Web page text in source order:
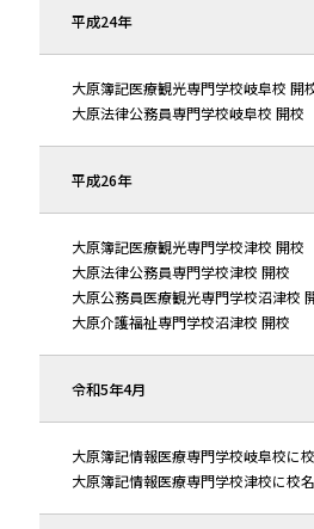
平成24年
大原簿記医療観光専門学校岐阜校 開
大原法律公務員専門学校岐阜校 開校
平成26年
大原簿記医療観光専門学校津校 開校
大原法律公務員専門学校津校 開校
大原公務員医療観光専門学校沼津校
大原介護福祉専門学校沼津校 開校
令和5年4月
大原簿記情報医療専門学校岐阜校に
大原簿記情報医療専門学校津校に校